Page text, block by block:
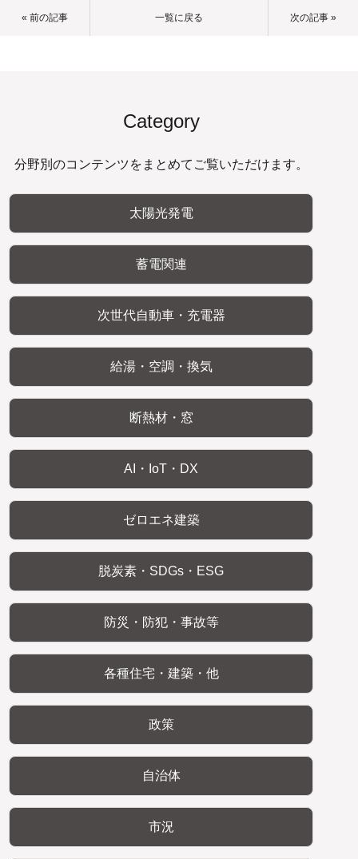
« 前の記事 一覧に戻る 次の記事 »
Category
分野別のコンテンツをまとめてご覧いただけます。
太陽光発電
蓄電関連
次世代自動車・充電器
給湯・空調・換気
断熱材・窓
AI・IoT・DX
ゼロエネ建築
脱炭素・SDGs・ESG
防災・防犯・事故等
各種住宅・建築・他
政策
自治体
市況